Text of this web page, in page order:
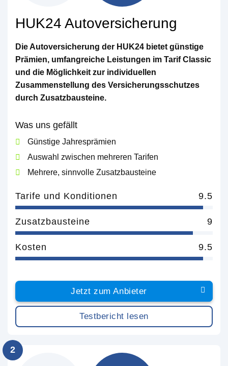
HUK24 Autoversicherung
Die Autoversicherung der HUK24 bietet günstige
Prämien, umfangreiche Leistungen im Tarif Classic
und die Möglichkeit zur individuellen
Zusammenstellung des Versicherungsschutzes
durch Zusatzbausteine.
Was uns gefällt
Günstige Jahresprämien
Auswahl zwischen mehreren Tarifen
Mehrere, sinnvolle Zusatzbausteine
Tarife und Konditionen 9.5
Zusatzbausteine 9
Kosten 9.5
Jetzt zum Anbieter
Testbericht lesen
2